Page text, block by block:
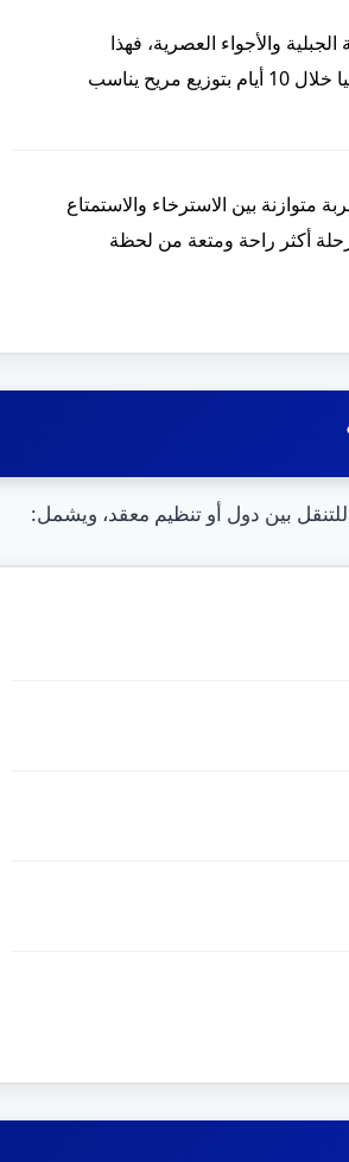
والأجواء العصرية، فهذا
البرنامج يمنحك فرصة استكشاف أشهر الوجهات في إندونيسيا خلال 10 أيام بتوزيع مريح يناسب
أيام بعناية لتمنحك تجربة متوازنة بين الاسترخاء والاستمتاع
أكثر راحة ومتعة من لحظة
بين دول أو تنظيم معقد، ويشمل: